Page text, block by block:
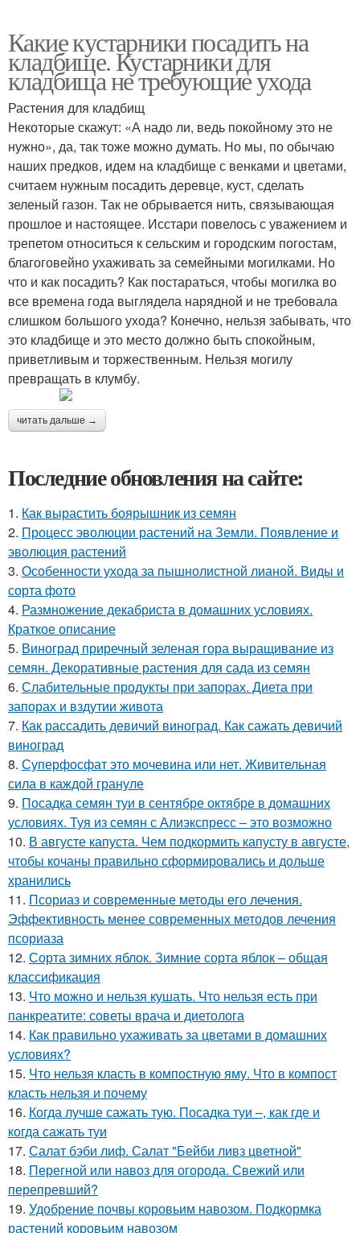
Какие кустарники посадить на
кладбище. Кустарники для
кладбища не требующие ухода
Растения для кладбищ
Некоторые скажут: «А надо ли, ведь покойному это не
нужно», да, так тоже можно думать. Но мы, по обычаю
наших предков, идем на кладбище с венками и цветами,
считаем нужным посадить деревце, куст, сделать
зеленый газон. Так не обрывается нить, связывающая
прошлое и настоящее. Исстари повелось с уважением и
трепетом относиться к сельским и городским погостам,
благоговейно ухаживать за семейными могилками. Но
что и как посадить? Как постараться, чтобы могилка во
все времена года выглядела нарядной и не требовала
слишком большого ухода? Конечно, нельзя забывать, что
это кладбище и это место должно быть спокойным,
приветливым и торжественным. Нельзя могилу
превращать в клумбу.
читать дальше →
Последние обновления на сайте:
1. Как вырастить боярышник из семян
2. Процесс эволюции растений на Земли. Появление и
эволюция растений
3. Особенности ухода за пышнолистной лианой. Виды и
сорта фото
4. Размножение декабриста в домашних условиях.
Краткое описание
5. Виноград приречный зеленая гора выращивание из
семян. Декоративные растения для сада из семян
6. Слабительные продукты при запорах. Диета при
запорах и вздутии живота
7. Как рассадить девичий виноград. Как сажать девичий
виноград
8. Суперфосфат это мочевина или нет. Живительная
сила в каждой грануле
9. Посадка семян туи в сентябре октябре в домашних
условиях. Туя из семян с Алиэкспресс – это возможно
10. В августе капуста. Чем подкормить капусту в августе,
чтобы кочаны правильно сформировались и дольше
хранились
11. Псориаз и современные методы его лечения.
Эффективность менее современных методов лечения
псориаза
12. Сорта зимних яблок. Зимние сорта яблок – общая
классификация
13. Что можно и нельзя кушать. Что нельзя есть при
панкреатите: советы врача и диетолога
14. Как правильно ухаживать за цветами в домашних
условиях?
15. Что нельзя класть в компостную яму. Что в компост
класть нельзя и почему
16. Когда лучше сажать тую. Посадка туи –, как где и
когда сажать туи
17. Салат бэби лиф. Салат "Бейби ливз цветной"
18. Перегной или навоз для огорода. Свежий или
перепревший?
19. Удобрение почвы коровьим навозом. Подкормка
растений коровьим навозом